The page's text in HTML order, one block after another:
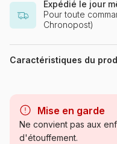
Expédié le jour
Pour toute
Chronopost)
Caractéristiques du
Catégorie
Mise en garde
Ne convient pas aux
d'étouffement.